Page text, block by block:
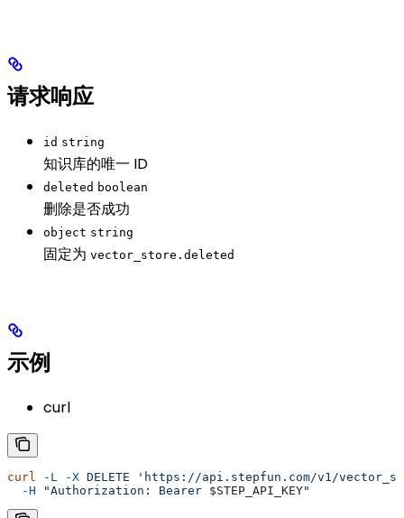
请求响应
id string
知识库的唯一 ID
deleted boolean
删除是否成功
object string
固定为 vector_store.deleted
示例
curl
curl -L -X DELETE 'https://api.stepfun.com/v1/
  -H
"Authorization: Bearer $STEP_API_KEY"